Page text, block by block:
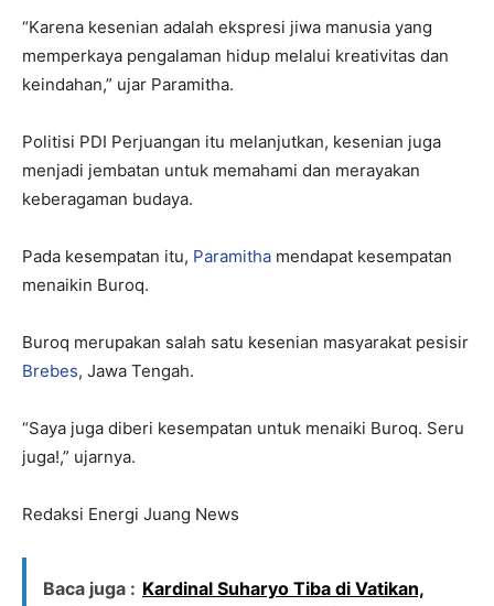
“Karena kesenian adalah ekspresi jiwa manusia yang
memperkaya pengalaman hidup melalui kreativitas dan
keindahan,” ujar Paramitha.
Politisi PDI Perjuangan itu melanjutkan, kesenian juga
menjadi jembatan untuk memahami dan merayakan
keberagaman budaya.
Pada kesempatan itu, Paramitha mendapat kesempatan
menaikin Buroq.
Buroq merupakan salah satu kesenian masyarakat pesisir
Brebes, Jawa Tengah.
“Saya juga diberi kesempatan untuk menaiki Buroq. Seru
juga!,” ujarnya.
Redaksi Energi Juang News
Baca juga : Kardinal Suharyo Tiba di Vatikan,